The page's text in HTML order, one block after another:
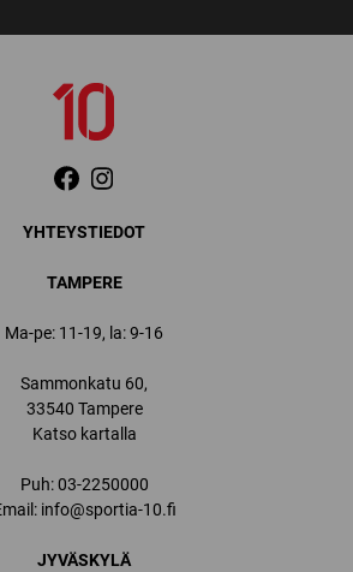
YHTEYSTIEDOT
TAMPERE
Ma-pe: 11-19, la: 9-16
Sammonkatu 60,
33540 Tampere
Katso kartalla
Puh:03-2250000
info@sportia-10.fi
JYVÄSKYLÄ